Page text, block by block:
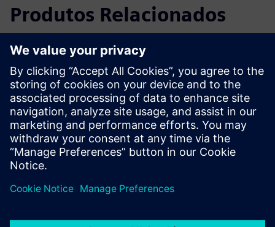
Produtos Relacionados
Informações e Recursos Adicionais
Saiba mais sobre Sustainability
Pré-requisitos
nenhum